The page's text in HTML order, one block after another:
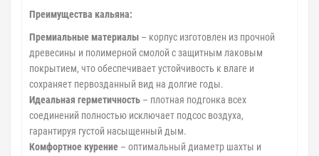
Преимущества кальяна:
Премиальные материалы – корпус изготовлен из прочной
древесины и полимерной смолой с защитным лаковым
покрытием, что обеспечивает устойчивость к влаге и
сохраняет первозданный вид на долгие годы.
Идеальная герметичность – плотная подгонка всех
соединений полностью исключает подсос воздуха,
гарантируя густой насыщенный дым.
Комфортное курение – оптимальный диаметр шахты и